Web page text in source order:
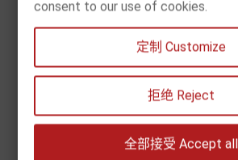
價
格
Add to cart
consent to our use of cookies.
定制 Customize
拒绝 Reject
全部接受 Accept all